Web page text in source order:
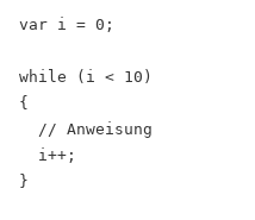
var i = 0;
while (i < 10)
{
  // Anweisung
  i++;